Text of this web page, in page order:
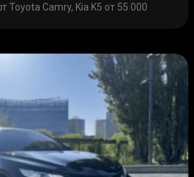
Toyota Camry, Kia K5 от 55 000